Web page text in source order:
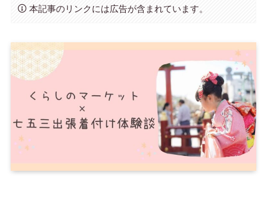
本記事のリンクには広告が含まれています。